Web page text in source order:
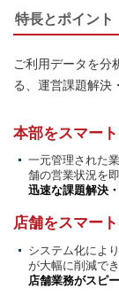
特長とポイント
ご利用データを分
る、運営課題解決
本部をスマー
一元管理された
舗の営業状況を
迅速な課題解決
店舗をスマー
システム化によ
が大幅に削減でき
店舗業務がスピ